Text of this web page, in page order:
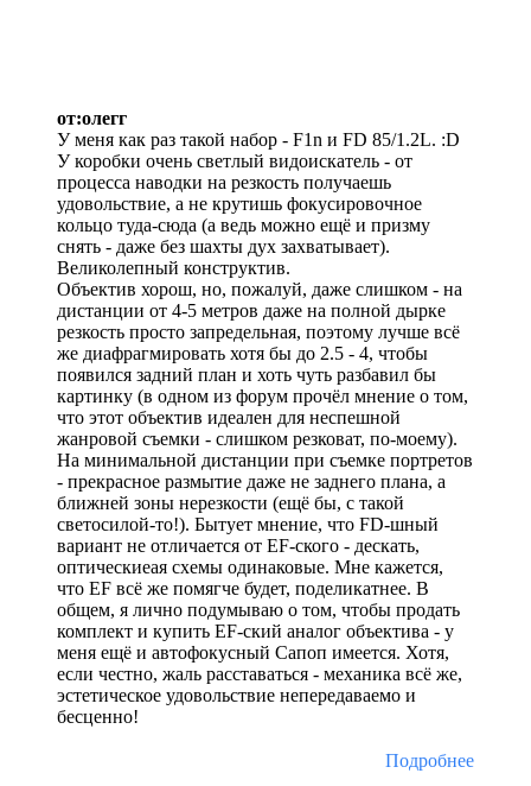
от:олегг
У меня как раз такой набор - F1n и FD 85/1.2L. :D
У коробки очень светлый видоискатель - от
процесса наводки на резкость получаешь
удовольствие, а не крутишь фокусировочное
кольцо туда-сюда (а ведь можно ещё и призму
снять - даже без шахты дух захватывает).
Великолепный конструктив.
Объектив хорош, но, пожалуй, даже слишком - на
дистанции от 4-5 метров даже на полной дырке
резкость просто запредельная, поэтому лучше всё
же диафрагмировать хотя бы до 2.5 - 4, чтобы
появился задний план и хоть чуть разбавил бы
картинку (в одном из форум прочёл мнение о том,
что этот объектив идеален для неспешной
жанровой съемки - слишком резковат, по-моему).
На минимальной дистанции при съемке портретов
- прекрасное размытие даже не заднего плана, а
ближней зоны нерезкости (ещё бы, с такой
светосилой-то!). Бытует мнение, что FD-шный
вариант не отличается от EF-ского - дескать,
оптическиеая схемы одинаковые. Мне кажется,
что EF всё же помягче будет, поделикатнее. В
общем, я лично подумываю о том, чтобы продать
комплект и купить EF-ский аналог объектива - у
меня ещё и автофокусный Сапоп имеется. Хотя,
если честно, жаль расставаться - механика всё же,
эстетическое удовольствие непередаваемо и
бесценно!
Подробнее